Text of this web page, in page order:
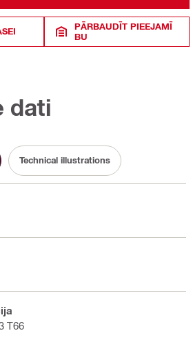
PĀRBAUDĪT PIEEJAMĪ
BU
dati
Technical illustrations
T66